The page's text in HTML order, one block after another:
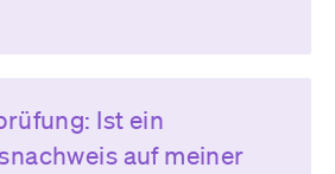
Ist ein
auf meiner